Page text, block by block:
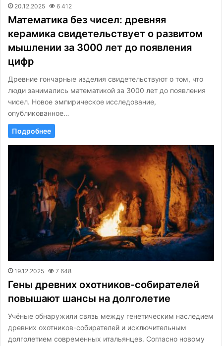
20.12.2025 6 412
Математика без чисел: древняя
керамика свидетельствует о развитом
мышлении за 3000 лет до появления
цифр
Древние гончарные изделия свидетельствуют о том, что
люди занимались математикой за 3000 лет до появления
чисел. Новое эмпирическое исследование,
опубликованное…
Подробнее
19.12.2025 7 648
Гены древних охотников-собирателей
повышают шансы на долголетие
Учёные обнаружили связь между генетическим наследием
древних охотников-собирателей и исключительным
долголетием современных итальянцев. Согласно новому